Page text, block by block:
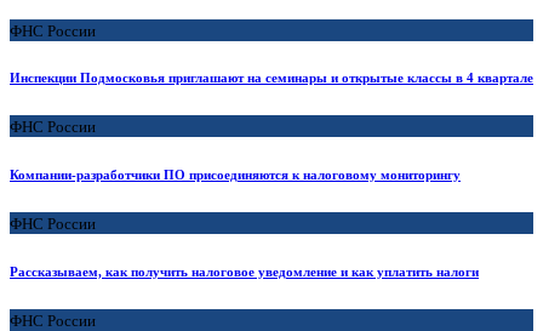
ФНС России
Инспекции Подмосковья приглашают на семинары и открытые классы в 4 квартале
ФНС России
Компании-разработчики ПО присоединяются к налоговому мониторингу
ФНС России
Рассказываем, как получить налоговое уведомление и как уплатить налоги
ФНС России